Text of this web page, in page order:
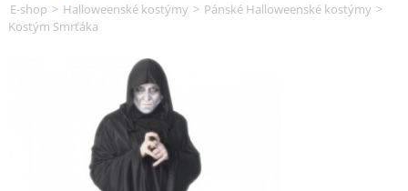
E-shop > Halloweenské kostýmy > Pánské Halloweenské kostýmy >
Kostým Smrťáka